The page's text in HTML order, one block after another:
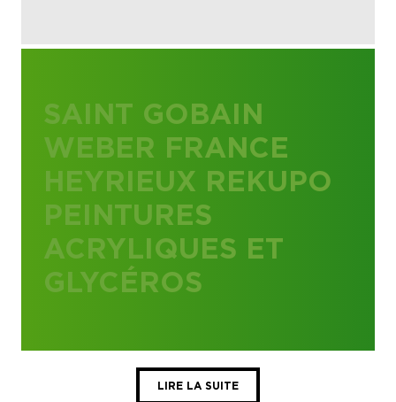
SAINT GOBAIN
WEBER FRANCE
HEYRIEUX REKUPO
PEINTURES
ACRYLIQUES ET
GLYCÉROS
LIRE LA SUITE